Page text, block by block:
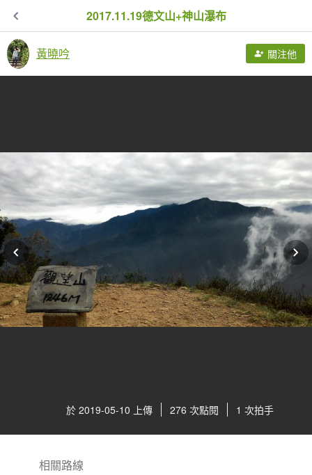
2017.11.19德文山+神山瀑布
黃曉吟 關注他
於 2019-05-10 上傳 276 次點閱 1 次拍手
相關路線